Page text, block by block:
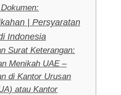
| Persyaratan
Indonesia
Surat Keterangan:
Menikah UAE –
di Kantor Urusan
atau Kantor